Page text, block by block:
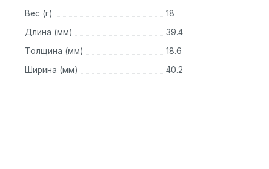
высококачественного аудиоконтента в любых
и простота использования делают его незаменимым
Вес (г)
18
Длина (мм)
39.4
Толщина (мм)
18.6
Ширина (мм)
40.2